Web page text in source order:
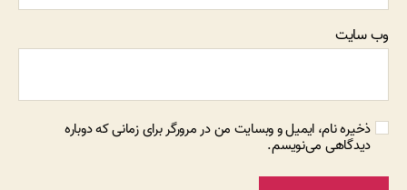
وب‌ سایت
ذخیره نام، ایمیل و وبسایت من در مرورگر برای زمانی که دوباره
دیدگاهی می‌نویسم.